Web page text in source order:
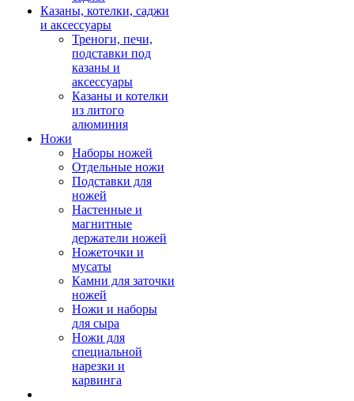
Казаны, котелки, саджи
и аксессуары
Треноги, печи,
подставки под
казаны и
аксессуары
Казаны и котелки
из литого
алюминия
Ножи
Наборы ножей
Отдельные ножи
Подставки для
ножей
Настенные и
магнитные
держатели ножей
Ножеточки и
мусаты
Камни для заточки
ножей
Ножи и наборы
для сыра
Ножи для
специальной
нарезки и
карвинга